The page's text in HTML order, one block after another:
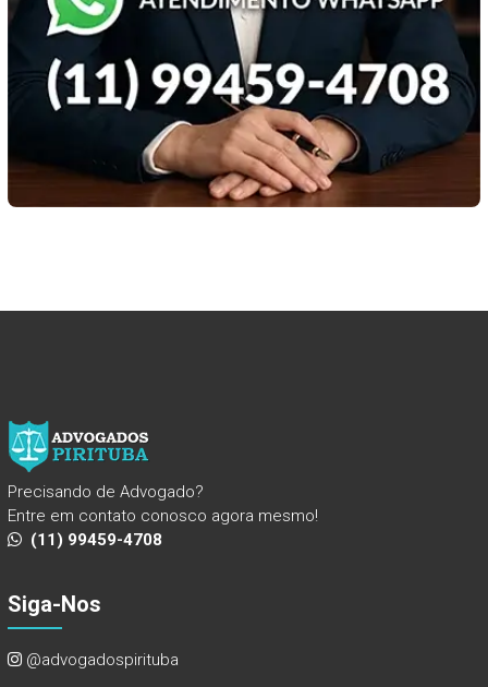
Precisando de Advogado?
Entre em contato conosco agora mesmo!
(11) 99459-4708
Siga-Nos
@advogadospirituba